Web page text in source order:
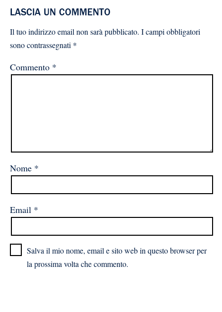
LASCIA UN COMMENTO
Il tuo indirizzo email non sarà pubblicato. I campi obbligatori
sono contrassegnati *
Commento *
Nome *
Email *
Salva il mio nome, email e sito web in questo browser per
la prossima volta che commento.